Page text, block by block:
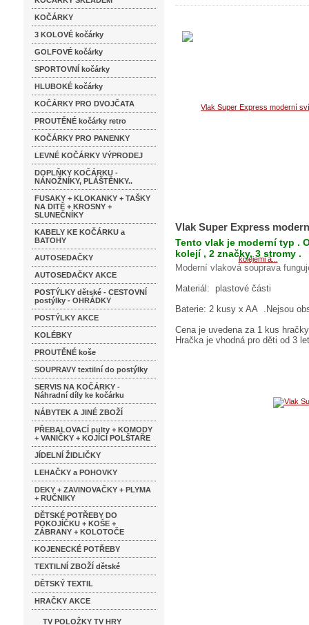
KOČÁRKY
3 KOLOVÉ kočárky
GOLFOVÉ kočárky
SPORTOVNÍ kočárky
HLUBOKÉ kočárky
KOČÁRKY PRO DVOJČATA
PROUTĚNÉ kočárky retro
KOČÁRKY PRO PANENKY
LEVNÉ KOČÁRKY VÝPRODEJ
DOPLŇKY KOČÁRKU -
NÁNOŽNÍKY, PLÁŠTĚNKY..
FUSAKY + KLOKANKY + TAŠKY
NA DITĚ + KROSNY +
SLUNEČNÍKY
KABELY KE KOČÁRKU a
BATOHY
AUTOSEDAČKY
AUTOSEDAČKY AKCE
POSTÝLKY dětské - CESTOVNÍ
postýlky - OHRÁDKY
POSTÝLKY AKCE
KOLÉBKY
PROUTĚNÉ koše
SOUPRAVY textilní do postýlky
SERVIS NA KOČÁRKY -
Náhradní díly ke kočárku
NÁBYTEK A JINÉ ZBOŽÍ
PŘEBALOVACÍ pulty + KOMODY
+ VANIČKY + KOJÍCÍ POLŠTAŘE
JÍDELNÍ ŽIDLIČKY
LEHAČKY a POHOVKY
DEKY + ZAVINOVAČKY + PLYMA
+ RUČNIKY
DĚTSKÉ POTŘEBY DO
POKOJÍČKU + KOŠE +
ZÁBRANY + KOLOTOČE
KOJENECKÉ POTŘEBY
TEXTILNÍ ZBOŽÍ dětské
DĚTSKÝ TEXTIL
HRAČKY AKCE
TV POLOŽKY TV HRY
Vlak Super Express
Tento vlak je moderní typ .
kolejí , 2 značky, 3 stromy .
Moderní vlaková souprava
Materiál: plastové části
Baterie: 2 kusy x AA .Nejsou
Cena je uvedena za 1 kus hračky
Hračka je vhodná pro děti od 3 let